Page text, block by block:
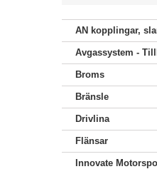
AN kopplingar,
Avgassystem -
Broms
Bränsle
Drivlina
Flänsar
Innovate